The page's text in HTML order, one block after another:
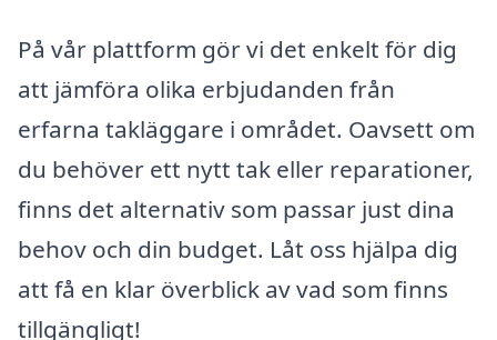
På vår plattform gör vi det enkelt för dig
att jämföra olika erbjudanden från
erfarna takläggare i området. Oavsett om
du behöver ett nytt tak eller reparationer,
finns det alternativ som passar just dina
behov och din budget. Låt oss hjälpa dig
att få en klar överblick av vad som finns
tillgängligt!